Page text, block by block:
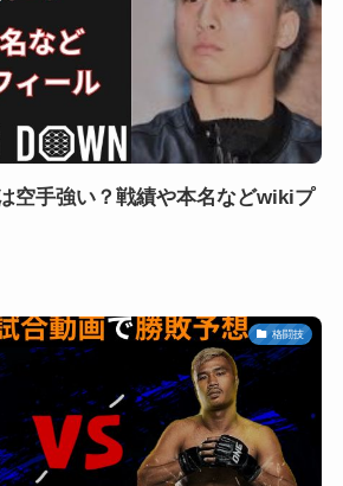
空手強い？戦績や本名などwikiプ
格闘技